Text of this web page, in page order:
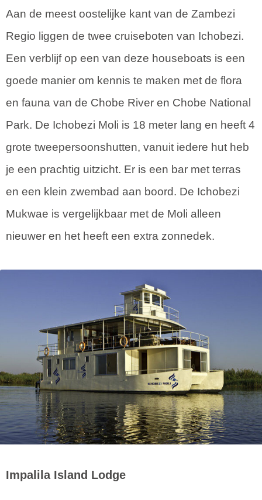
Aan de meest oostelijke kant van de Zambezi
Regio liggen de twee cruiseboten van Ichobezi.
Een verblijf op een van deze houseboats is een
goede manier om kennis te maken met de flora
en fauna van de Chobe River en Chobe National
Park. De Ichobezi Moli is 18 meter lang en heeft 4
grote tweepersoonshutten, vanuit iedere hut heb
je een prachtig uitzicht. Er is een bar met terras
en een klein zwembad aan boord. De Ichobezi
Mukwae is vergelijkbaar met de Moli alleen
nieuwer en het heeft een extra zonnedek.
Impalila Island Lodge